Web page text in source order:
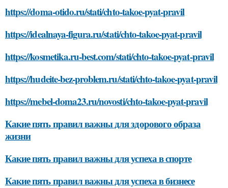
https://doma-otido.ru/stati/chto-takoe-pyat-pravil
https://idealnaya-figura.ru/stati/chto-takoe-pyat-pravil
https://kosmetika.ru-best.com/stati/chto-takoe-pyat-pravil
https://hudeite-bez-problem.ru/stati/chto-takoe-pyat-pravil
https://mebel-doma23.ru/novosti/chto-takoe-pyat-pravil
Какие пять правил важны для здорового образа
жизни
Какие пять правил важны для успеха в спорте
Какие пять правил важны для успеха в бизнесе